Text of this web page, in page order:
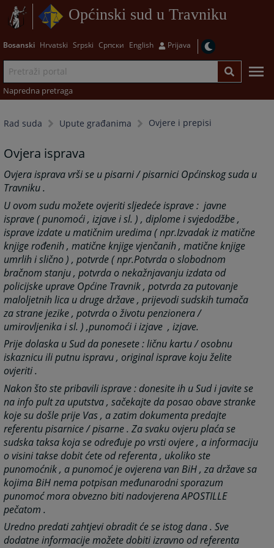
Općinski sud u Travniku
Bosanski Hrvatski Srpski Српски English Prijava
Napredna pretraga
Rad suda Upute građanima Ovjere i prepisi
Ovjera isprava
Ovjera isprava vrši se u pisarni / pisarnici Općinskog suda u
Travniku .
U ovom sudu možete ovjeriti sljedeće isprave :javne
isprave ( punomoći , izjave i sl. ) ,diplome i svjedodžbe ,
isprave izdate u matičnim uredima ( npr.Izvadak iz matične
knjige rođenih , matične knjige vjenčanih , matične knjige
umrlih i slično ) ,potvrde ( npr.Potvrda o slobodnom
bračnom stanju , potvrda o nekažnjavanju izdata od
policijske uprave Općine Travnik , potvrda za putovanje
maloljetnih lica u druge države , prijevodi sudskih tumača
za strane jezike , potvrda o životu penzionera /
umirovljenika i sl. ) ,punomoći i izjave ,izjave.
Prije dolaska u Sud da ponesete :ličnu kartu / osobnu
iskaznicu ili putnu ispravu ,original isprave koju želite
ovjeriti .
Nakon što ste pribavili isprave :donesite ih u Sud i javite se
na info pult za uputstva , sačekajte da posao obave stranke
koje su došle prije Vas , a zatim dokumenta predajte
referentu pisarnice / pisarne . Za svaku ovjeru plaća se
sudska taksa koja se određuje po vrsti ovjere , a informaciju
o visini takse dobit ćete od referenta , ukoliko ste
punomoćnik , a punomoć je ovjerena van BiH , za države sa
kojima BiH nema potpisan međunarodni sporazum
punomoć mora obvezno biti nadovjerena APOSTILLE
pečatom .
Uredno predati zahtjevi obradit će se istog dana . Sve
dodatne informacije možete dobiti izravno od referenta